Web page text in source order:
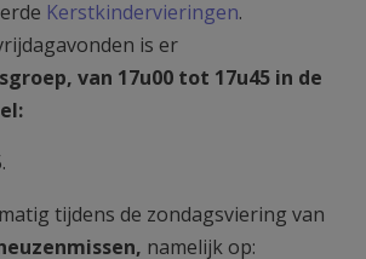
Kerstkindervieringen.
is er
van 17u00 tot 17u45 in de
tijdens de zondagsviering van
namelijk op: